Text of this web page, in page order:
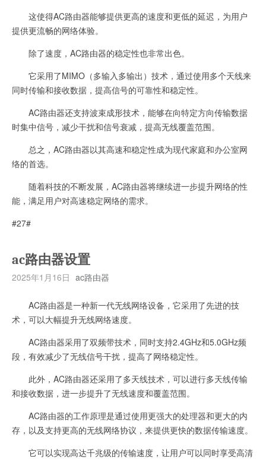
这使得AC路由器能够提供更高的速度和更低的延迟，为用户
提供更流畅的网络体验。
除了速度，AC路由器的稳定性也非常出色。
它采用了MIMO（多输入多输出）技术，通过使用多个天线来
同时传输和接收数据，提高信号的可靠性和稳定性。
AC路由器还支持波束成形技术，能够在向特定方向传输数据
时集中信号，减少干扰和信号衰减，提高无线覆盖范围。
总之，AC路由器以其高速和稳定性成为现代家庭和办公室网
络的首选。
随着科技的不断发展，AC路由器将继续进一步提升网络的性
能，满足用户对高速稳定网络的需求。
#27#
ac路由器设置
2025年1月16日 ac路由器
AC路由器是一种新一代无线网络设备，它采用了先进的技
术，可以大幅提升无线网络速度。
AC路由器采用了双频带技术，同时支持2.4GHz和5.0GHz频
段，有效减少了无线信号干扰，提高了网络稳定性。
此外，AC路由器还采用了多天线技术，可以进行多天线传输
和接收数据，进一步提升了无线速度和覆盖范围。
AC路由器的工作原理是通过使用更强大的处理器和更大的内
存，以及支持更高的无线网络协议，来提供更快的数据传输速度。
它可以实现高达千兆级的传输速度，让用户可以同时享受高清